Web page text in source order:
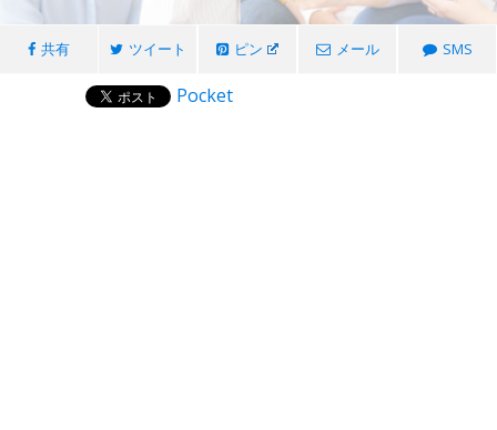
共有 ツイート ピン メール SMS
Pocket